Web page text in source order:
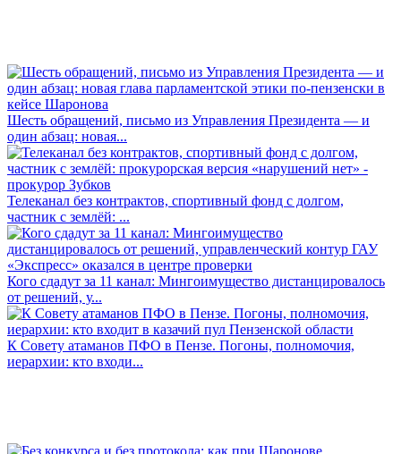
Шесть обращений, письмо из Управления Президента — и
один абзац: новая...
Телеканал без контрактов, спортивный фонд с долгом,
частник с землёй: ...
Кого сдадут за 11 канал: Мингоимущество дистанцировалось
от решений, у...
К Совету атаманов ПФО в Пензе. Погоны, полномочия,
иерархии: кто входи...